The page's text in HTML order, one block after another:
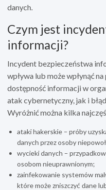
danych.
Czym jest
informacji?
Incydent bezpieczeństwa
wpływa lub może wpłynąć
dostępność informacji w
atak cybernetyczny, jak i
Wyróżnić można kilka
ataki hakerskie – próby
danych przez osoby
wycieki danych –
osobom nieuprawnionym;
zainfekowanie systemów
które może zniszczyć dane